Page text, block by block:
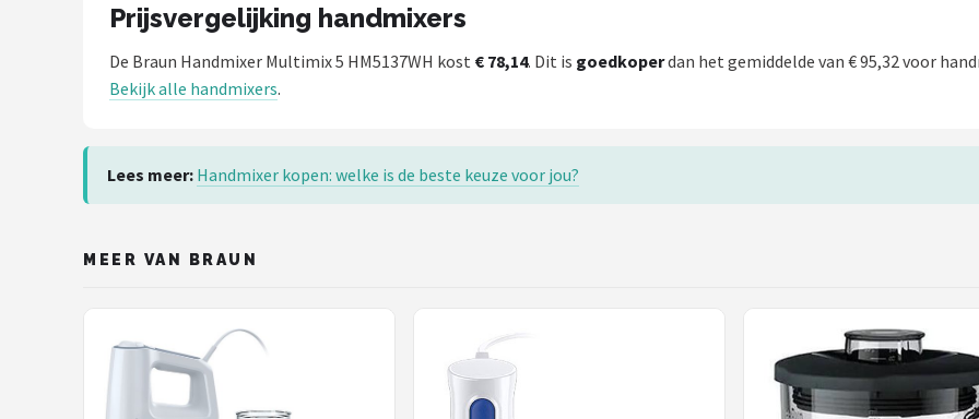
Prijsvergelijking handmixers
De Braun Handmixer Multimix 5 HM5137WH kost € 78,14. Dit is goedkoperdan het gemiddelde van € 95,32 voor
Bekijk alle handmixers.
Lees meer: Handmixer kopen: welke is de beste keuze voor jou?
MEER VAN BRAUN